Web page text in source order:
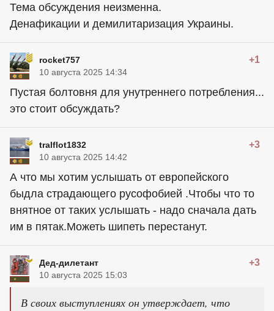
Тема обсуждения неизменна.
Денафикации и демилитаризация Украины.
rocket757 +1
10 августа 2025 14:34
Пустая болтовня для унутреннего потребления...
это стоит обсуждать?
tralflot1832 +3
10 августа 2025 14:42
А что мы хотим услышать от европейского
быдла страдающего русофобией .Чтобы что то
внятное от таких услышать - надо сначала дать
им в пятак.Можеть шипеть перестанут.
Дед-дилетант +3
10 августа 2025 15:03
В своих выступлениях он утверждает, что